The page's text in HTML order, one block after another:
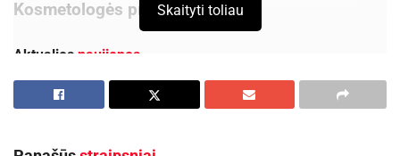
Kosmetologės profesija
Aktualios naujienos
Jonavos ligoninėje gimė 300-asis šių metų
Skaityti toliau